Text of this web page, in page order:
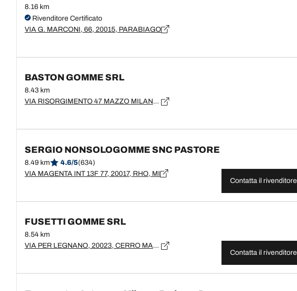
8.16 km
Rivenditore Certificato
VIA G. MARCONI, 66, 20015, PARABIAGO
BASTON GOMME SRL
8.43 km
VIA RISORGIMENTO 47 MAZZO MILANESE, 20017, RHO
SERGIO NONSOLOGOMME SNC PASTORE
8.49 km 4.6/5(634)
VIA MAGENTA INT 13F 77, 20017, RHO, MI
Contatta il rivenditore
FUSETTI GOMME SRL
8.54 km
VIA PER LEGNANO, 20023, CERRO MAGGIORE
Contatta il rivenditore